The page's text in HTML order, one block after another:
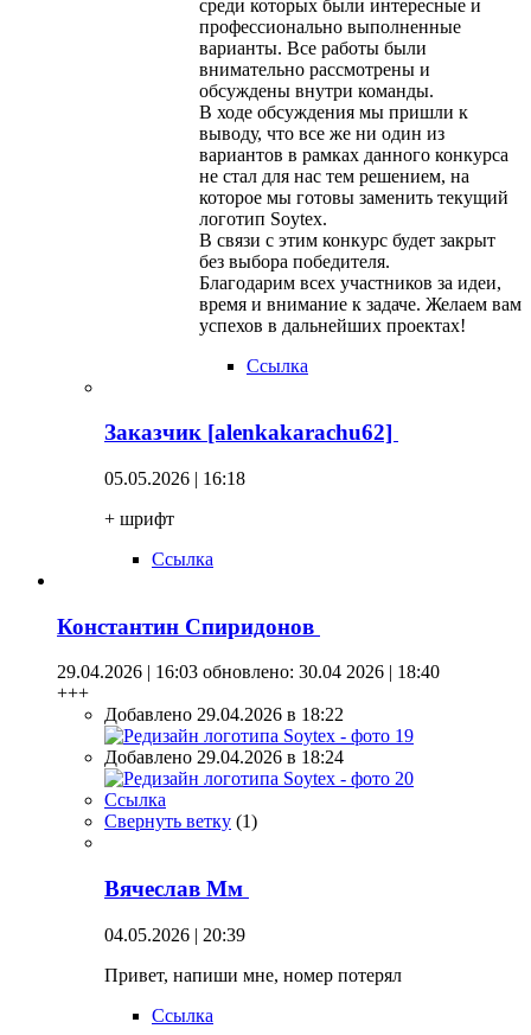
среди которых были интересные и
профессионально выполненные
варианты. Все работы были
внимательно рассмотрены и
обсуждены внутри команды.
В ходе обсуждения мы пришли к
выводу, что все же ни один из
вариантов в рамках данного конкурса
не стал для нас тем решением, на
которое мы готовы заменить текущий
логотип Soytex.
В связи с этим конкурс будет закрыт
без выбора победителя.
Благодарим всех участников за идеи,
время и внимание к задаче. Желаем вам
успехов в дальнейших проектах!
Ссылка
Заказчик [alenkakarachu62]
05.05.2026 | 16:18
+ шрифт
Ссылка
Константин Спиридонов
29.04.2026 | 16:03 обновлено: 30.04 2026 | 18:40
+++
Добавлено 29.04.2026 в 18:22
Добавлено 29.04.2026 в 18:24
Ссылка
Свернуть ветку (1)
Вячеслав Мм
04.05.2026 | 20:39
Привет, напиши мне, номер потерял
Ссылка